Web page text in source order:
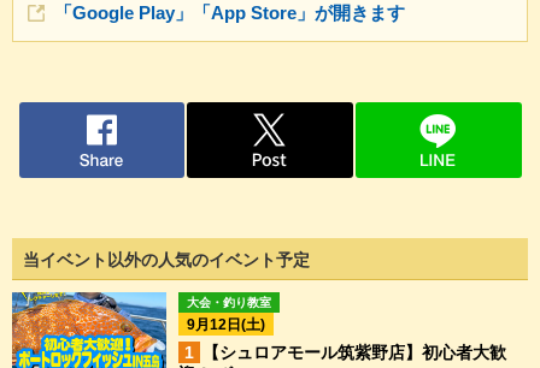
「Google Play」「App Store」が開きます
当イベント以外の人気のイベント予定
大会・釣り教室
9月12日(土)
【シュロアモール筑紫野店】初心者大歓